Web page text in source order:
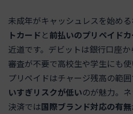
未成年がキャッシュレスを始める
トカードと前払いのプリペイド
近道です。デビットは銀行口座か
審査が不要で高校生や学生にも使
プリペイドはチャージ残高の範囲
いすぎリスクが低いのが魅力。
決済では国際ブランド対応の有無